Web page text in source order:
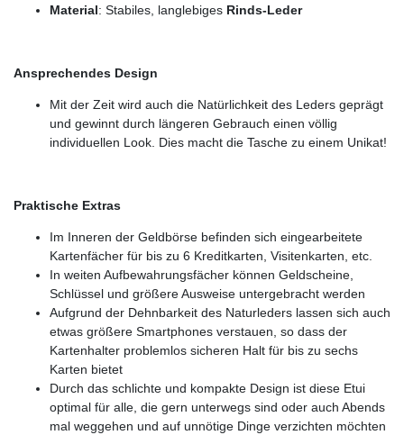
Material: Stabiles, langlebiges Rinds-Leder
Ansprechendes Design
Mit der Zeit wird auch die Natürlichkeit des Leders geprägt
und gewinnt durch längeren Gebrauch einen völlig
individuellen Look. Dies macht die Tasche zu einem Unikat!
Praktische Extras
Im Inneren der Geldbörse befinden sich eingearbeitete
Kartenfächer für bis zu 6 Kreditkarten, Visitenkarten, etc.
In weiten Aufbewahrungsfächer können Geldscheine,
Schlüssel und größere Ausweise untergebracht werden
Aufgrund der Dehnbarkeit des Naturleders lassen sich auch
etwas größere Smartphones verstauen, so dass der
Kartenhalter problemlos sicheren Halt für bis zu sechs
Karten bietet
Durch das schlichte und kompakte Design ist diese Etui
optimal für alle, die gern unterwegs sind oder auch Abends
mal weggehen und auf unnötige Dinge verzichten möchten